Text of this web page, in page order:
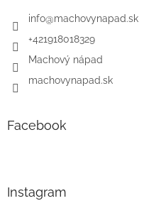
info@machovynapad.sk
+421918018329
Machový nápad
machovynapad.sk
Facebook
Instagram